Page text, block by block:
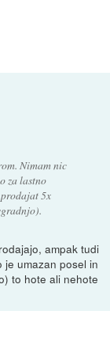
Nimam nic
za lastno
5x
ampak tudi
je umazan posel in
to hote ali nehote